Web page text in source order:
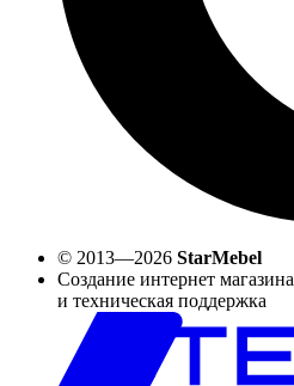
© 2013—2026 StarMebel
Создание интернет магазина
и техническая поддержка